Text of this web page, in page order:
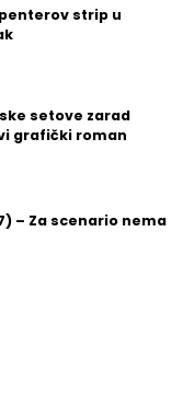
strip u
setove zarad
grafički roman
– Za scenario nema